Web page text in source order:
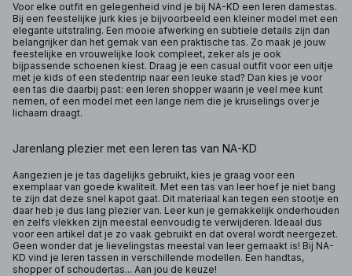
Voor elke outfit en gelegenheid vind je bij NA-KD een leren damestas.
Bij een feestelijke jurk kies je bijvoorbeeld een kleiner model met een
elegante uitstraling. Een mooie afwerking en subtiele details zijn dan
belangrijker dan het gemak van een praktische tas. Zo maak je jouw
feestelijke en vrouwelijke look compleet, zeker als je ook
bijpassende schoenen kiest. Draag je een casual outfit voor een uitje
met je kids of een stedentrip naar een leuke stad? Dan kies je voor
een tas die daarbij past: een leren shopper waarin je veel mee kunt
nemen, of een model met een lange riem die je kruiselings over je
lichaam draagt.
Jarenlang plezier met een leren tas van NA-KD
Aangezien je je tas dagelijks gebruikt, kies je graag voor een
exemplaar van goede kwaliteit. Met een tas van leer hoef je niet bang
te zijn dat deze snel kapot gaat. Dit materiaal kan tegen een stootje en
daar heb je dus lang plezier van. Leer kun je gemakkelijk onderhouden
en zelfs vlekken zijn meestal eenvoudig te verwijderen. Ideaal dus
voor een artikel dat je zo vaak gebruikt en dat overal wordt neergezet.
Geen wonder dat je lievelingstas meestal van leer gemaakt is! Bij NA-
KD vind je leren tassen in verschillende modellen. Een handtas,
shopper of schoudertas... Aan jou de keuze!